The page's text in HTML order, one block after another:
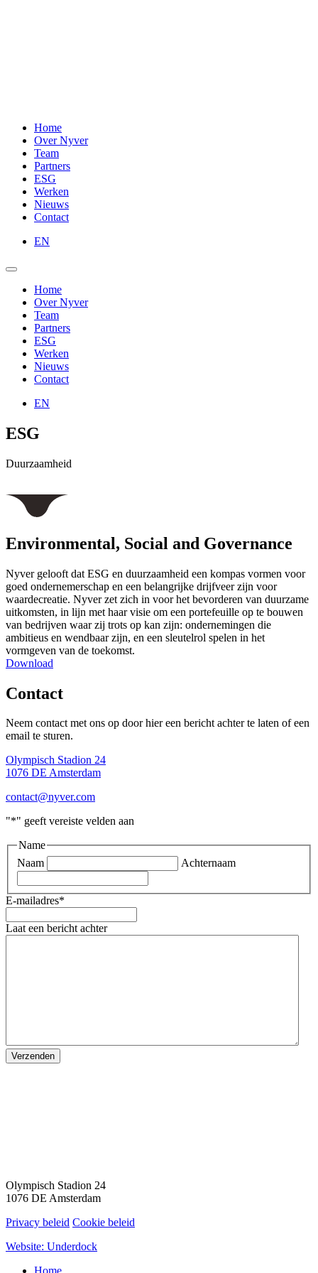
Home
Over Nyver
Team
Partners
ESG
Werken
Nieuws
Contact
EN
Home
Over Nyver
Team
Partners
ESG
Werken
Nieuws
Contact
EN
ESG
Duurzaamheid
Environmental, Social and Governance
Nyver gelooft dat ESG en duurzaamheid een kompas vormen voor
goed ondernemerschap en een belangrijke drijfveer zijn voor
waardecreatie. Nyver zet zich in voor het bevorderen van duurzame
uitkomsten, in lijn met haar visie om een portefeuille op te bouwen
van bedrijven waar zij trots op kan zijn: ondernemingen die
ambitieus en wendbaar zijn, en een sleutelrol spelen in het
vormgeven van de toekomst.
Download
Contact
Neem contact met ons op door hier een bericht achter te laten of een
email te sturen.
Olympisch Stadion 24
1076 DE Amsterdam
contact@nyver.com
"*" geeft vereiste velden aan
Name
Naam
Achternaam
E-mailadres*
Laat een bericht achter
Verzenden
Olympisch Stadion 24
1076 DE Amsterdam
Privacy beleid Cookie beleid
Website: Underdock
Home